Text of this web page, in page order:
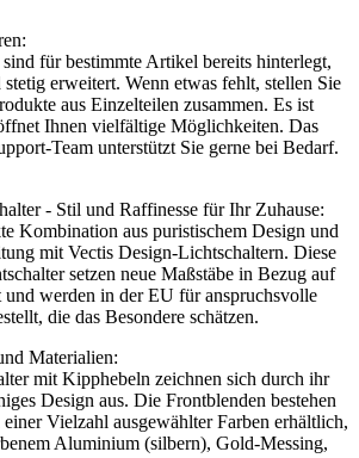
für bestimmte Artikel bereits hinterlegt,
erweitert. Wenn etwas fehlt, stellen Sie
aus Einzelteilen zusammen. Es ist
Ihnen vielfältige Möglichkeiten. Das
Team unterstützt Sie gerne bei Bedarf.
- Stil und Raffinesse für Ihr Zuhause:
Kombination aus puristischem Design und
mit Vectis Design-Lichtschaltern. Diese
setzen neue Maßstäbe in Bezug auf
werden in der EU für anspruchsvolle
die das Besondere schätzen.
Materialien:
mit Kipphebeln zeichnen sich durch ihr
Design aus. Die Frontblenden bestehen
Vielzahl ausgewählter Farben erhältlich,
Aluminium (silbern), Gold-Messing,